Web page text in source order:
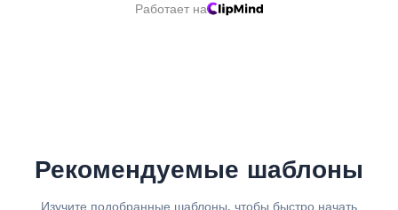
Работает на
Рекомендуемые шаблоны
Изучите подобранные шаблоны, чтобы быстро начать